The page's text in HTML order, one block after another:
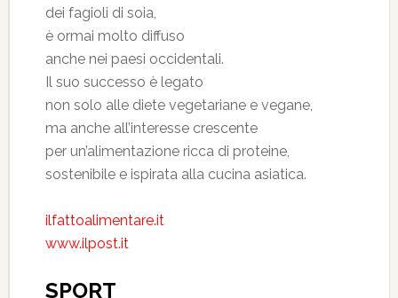
dei fagioli di soia,
è ormai molto diffuso
anche nei paesi occidentali.
Il suo successo è legato
non solo alle diete vegetariane e vegane,
ma anche all’interesse crescente
per un’alimentazione ricca di proteine,
sostenibile e ispirata alla cucina asiatica.
ilfattoalimentare.it
www.ilpost.it
SPORT